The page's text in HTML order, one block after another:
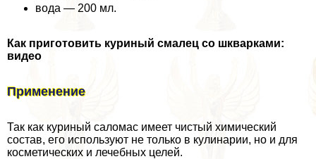
вода — 200 мл.
Как приготовить куриный смалец со шкварками:
видео
Применение
Так как куриный саломас имеет чистый химический
состав, его используют не только в кулинарии, но и для
косметических и лечебных целей.